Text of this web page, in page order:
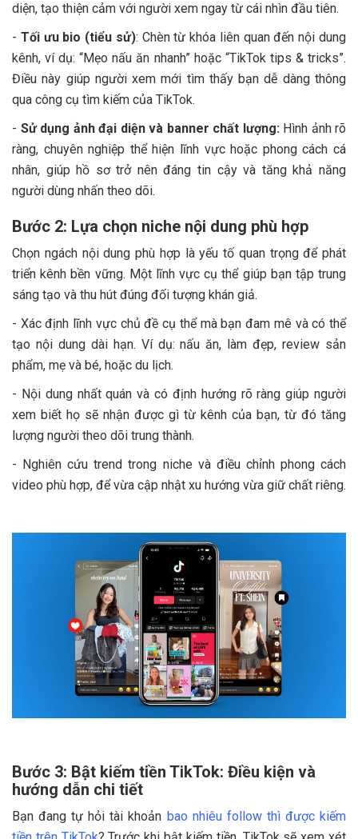
diện, tạo thiện cảm với người xem ngay từ cái nhìn đầu tiên.
- Tối ưu bio (tiểu sử): Chèn từ khóa liên quan đến nội dung
kênh, ví dụ: “Mẹo nấu ăn nhanh” hoặc “TikTok tips & tricks”.
Điều này giúp người xem mới tìm thấy bạn dễ dàng thông
qua công cụ tìm kiếm của TikTok.
- Sử dụng ảnh đại diện và banner chất lượng: Hình ảnh rõ
ràng, chuyên nghiệp thể hiện lĩnh vực hoặc phong cách cá
nhân, giúp hồ sơ trở nên đáng tin cậy và tăng khả năng
người dùng nhấn theo dõi.
Bước 2: Lựa chọn niche nội dung phù hợp
Chọn ngách nội dung phù hợp là yếu tố quan trọng để phát
triển kênh bền vững. Một lĩnh vực cụ thể giúp bạn tập trung
sáng tạo và thu hút đúng đối tượng khán giả.
- Xác định lĩnh vực chủ đề cụ thể mà bạn đam mê và có thể
tạo nội dung dài hạn. Ví dụ: nấu ăn, làm đẹp, review sản
phẩm, mẹ và bé, hoặc du lịch.
- Nội dung nhất quán và có định hướng rõ ràng giúp người
xem biết họ sẽ nhận được gì từ kênh của bạn, từ đó tăng
lượng người theo dõi trung thành.
- Nghiên cứu trend trong niche và điều chỉnh phong cách
video phù hợp, để vừa cập nhật xu hướng vừa giữ chất riêng.
Bước 3: Bật kiếm tiền TikTok: Điều kiện và
hướng dẫn chi tiết
Bạn đang tự hỏi tài khoản bao nhiêu follow thì được kiếm